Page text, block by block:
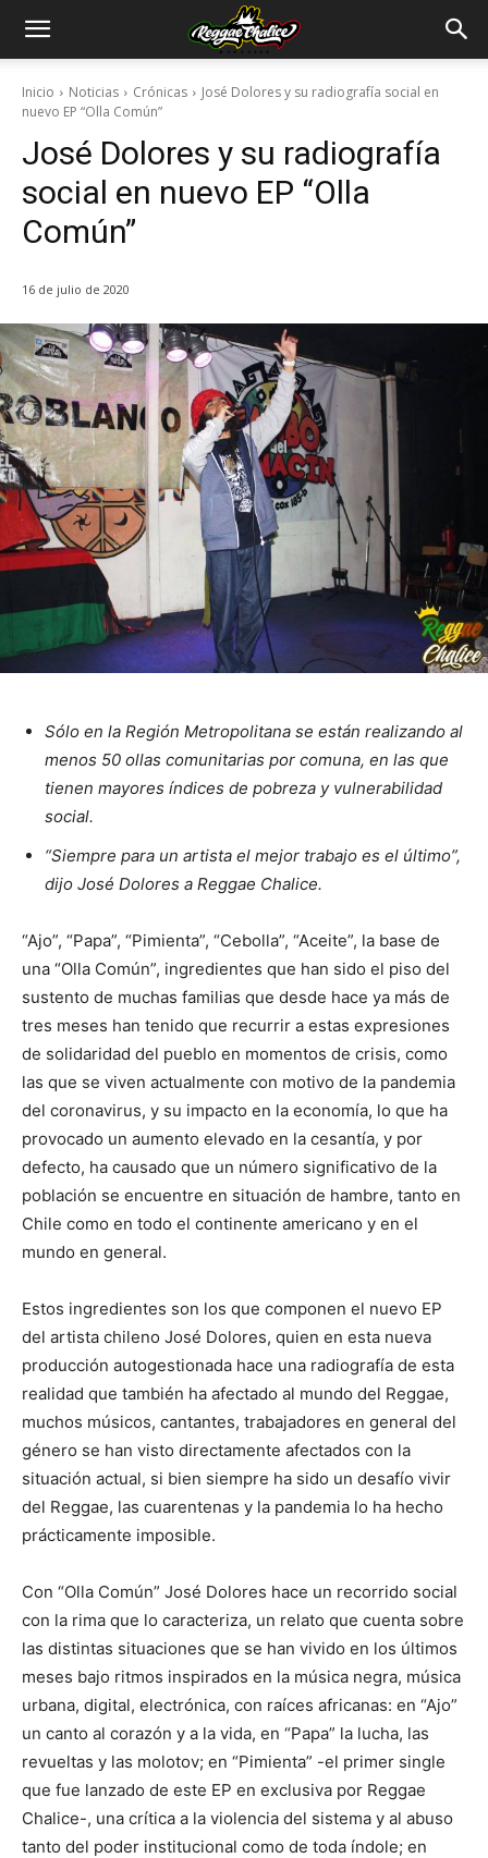
Inicio Noticias Crónicas
José Dolores y su radiografía social en
nuevo EP “Olla Común”
José Dolores y su radiografía
social en nuevo EP “Olla
Común”
16 de julio de 2020
Sólo en la Región Metropolitana se están realizando al
menos 50 ollas comunitarias por comuna, en las que
tienen mayores índices de pobreza y vulnerabilidad
social.
“Siempre para un artista el mejor trabajo es el último”,
dijo José Dolores a Reggae Chalice.
“Ajo”, “Papa”, “Pimienta”, “Cebolla”, “Aceite”, la base de
una “Olla Común”, ingredientes que han sido el piso del
sustento de muchas familias que desde hace ya más de
tres meses han tenido que recurrir a estas expresiones
de solidaridad del pueblo en momentos de crisis, como
las que se viven actualmente con motivo de la pandemia
del coronavirus, y su impacto en la economía, lo que ha
provocado un aumento elevado en la cesantía, y por
defecto, ha causado que un número significativo de la
población se encuentre en situación de hambre, tanto en
Chile como en todo el continente americano y en el
mundo en general.
Estos ingredientes son los que componen el nuevo EP
del artista chileno José Dolores, quien en esta nueva
producción autogestionada hace una radiografía de esta
realidad que también ha afectado al mundo del Reggae,
muchos músicos, cantantes, trabajadores en general del
género se han visto directamente afectados con la
situación actual, si bien siempre ha sido un desafío vivir
del Reggae, las cuarentenas y la pandemia lo ha hecho
prácticamente imposible.
Con “Olla Común” José Dolores hace un recorrido social
con la rima que lo caracteriza, un relato que cuenta sobre
las distintas situaciones que se han vivido en los últimos
meses bajo ritmos inspirados en la música negra, música
urbana, digital, electrónica, con raíces africanas: en “Ajo”
un canto al corazón y a la vida, en “Papa” la lucha, las
revueltas y las molotov; en “Pimienta” -el primer single
que fue lanzado de este EP en exclusiva por Reggae
Chalice-, una crítica a la violencia del sistema y al abuso
tanto del poder institucional como de toda índole; en